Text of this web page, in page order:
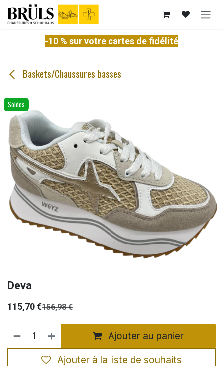
Se rendre au contenu
-10 % sur votre cartes de fidélité
Baskets/Chaussures basses
Soldes
Deva
115,70€156,98€
Ajouter au panier
Ajouter à la liste de souhaits